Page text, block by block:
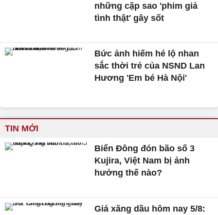
những cặp sao 'phim giả
tình thật' gây sốt
Bức ảnh hiếm hé lộ nhan
sắc thời trẻ của NSND Lan
Hương 'Em bé Hà Nội'
TIN MỚI
Biển Đông đón bão số 3
Kujira, Việt Nam bị ảnh
hưởng thế nào?
Giá xăng dầu hôm nay 5/8: